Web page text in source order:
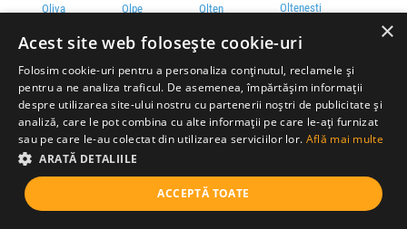
Oliva Olpe Olten Oltenești
Onești
38.822849, -0.606998 Oprișița
Oradea
×
Acest site web folosește cookie-uri
Folosim cookie-uri pentru a personaliza conținutul, reclamele și
pentru a ne analiza traficul. De asemenea, împărtășim informații
despre utilizarea site-ului nostru cu partenerii noștri de publicitate și
analiză, care le pot combina cu alte informații pe care le-ați furnizat
sau pe care le-au colectat din utilizarea serviciilor lor. Află mai multe
ARATĂ DETALIILE
ACCEPTĂ TOATE